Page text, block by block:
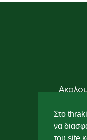
Στο
να